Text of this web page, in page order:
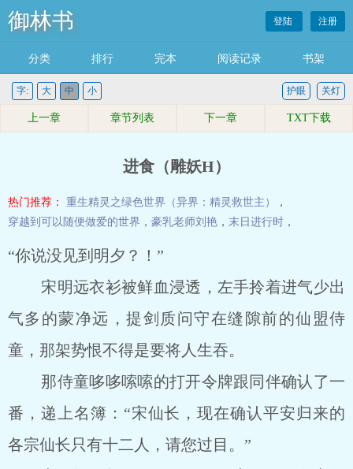
御林书 登陆 注册
分类 排行 完本 阅读记录 书架
字: 大 中 小 关灯
护眼
上一章 章节列表 下一章 TXT下载
进食（雕妖H）
热门推荐： 重生精灵之绿色世界（异界：精灵救世主）
，
穿越到可以随便做爱的世界 ， 豪乳老师刘艳 ， 末日进行时 ，
“你说没见到明夕？！”
宋明远衣衫被鲜血浸透，左手拎着进气少出
气多的蒙净远，提剑质问守在缝隙前的仙盟侍
童，那架势恨不得是要将人生吞。
那侍童哆哆嗦嗦的打开令牌跟同伴确认了一
番，递上名簿：“宋仙长，现在确认平安归来的
各宗仙长只有十二人，请您过目。”